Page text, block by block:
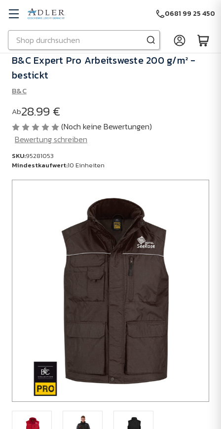
Zu Hauptinhalt springen
Suchen
0681 99 25 450
B&C Expert Pro Arbeitsweste 200 g/m² -
bestickt
B&C
Ab28.99 €
(Noch keine Bewertungen)
Bewertung schreiben
SKU:95281053
Mindestkaufwert:10 Einheiten